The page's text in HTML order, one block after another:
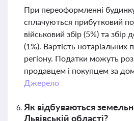
При переоформленні
сплачуються прибутковий
військовий збір (5%) та
(1%). Вартість нотаріальних
регіону. Податки можуть
продавцем і покупцем за
Джерело
Як відбуваються
Львівській області?